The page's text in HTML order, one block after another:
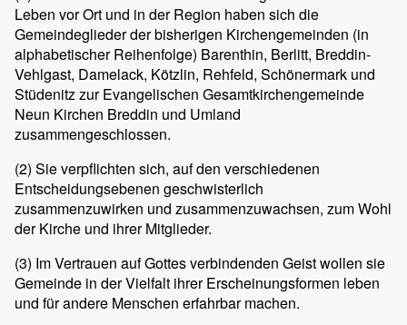
Leben vor Ort und in der Region haben sich die
Gemeindeglieder der bisherigen Kirchengemeinden (in
alphabetischer Reihenfolge) Barenthin, Berlitt, Breddin-
Vehlgast, Damelack, Kötzlin, Rehfeld, Schönermark und
Stüdenitz zur Evangelischen Gesamtkirchengemeinde
Neun Kirchen Breddin und Umland
zusammengeschlossen.
(2) Sie verpflichten sich, auf den verschiedenen
Entscheidungsebenen geschwisterlich
zusammenzuwirken und zusammenzuwachsen, zum Wohl
der Kirche und ihrer Mitglieder.
(3) Im Vertrauen auf Gottes verbindenden Geist wollen sie
Gemeinde in der Vielfalt ihrer Erscheinungsformen leben
und für andere Menschen erfahrbar machen.